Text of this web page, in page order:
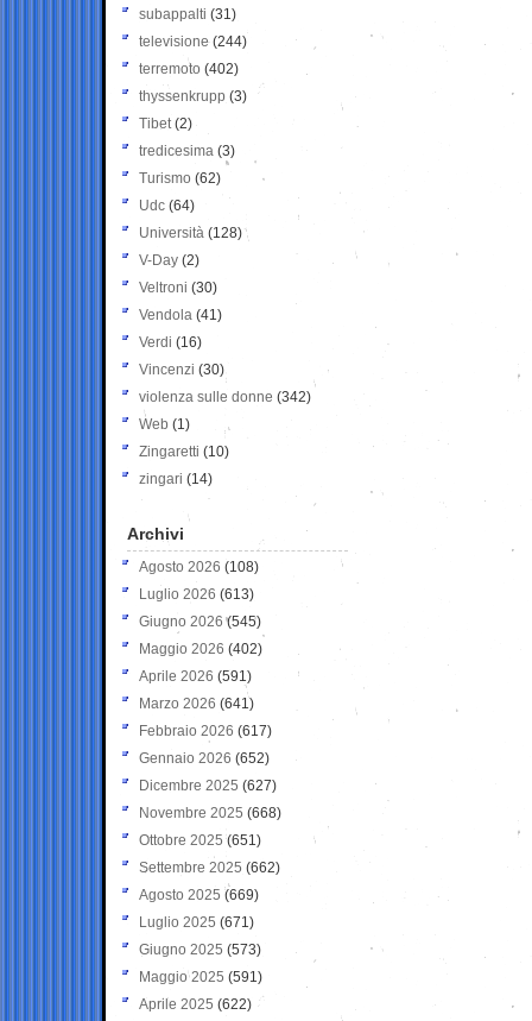
subappalti (31)
televisione(244)
terremoto (402)
thyssenkrupp (3)
Tibet(2)
tredicesima (3)
Turismo (62)
Udc (64)
Università (128)
V-Day (2)
Veltroni (30)
Vendola (41)
Verdi (16)
Vincenzi (30)
violenza sulle donne (342)
Web (1)
Zingaretti (10)
zingari (14)
Archivi
Agosto 2026 (108)
Luglio 2026 (613)
Giugno 2026 (545)
Maggio 2026 (402)
Aprile 2026 (591)
Marzo 2026 (641)
Febbraio 2026 (617)
Gennaio 2026 (652)
Dicembre 2025 (627)
Novembre 2025 (668)
Ottobre 2025 (651)
Settembre 2025 (662)
Agosto 2025 (669)
Luglio 2025 (671)
Giugno 2025 (573)
Maggio 2025 (591)
Aprile 2025 (622)